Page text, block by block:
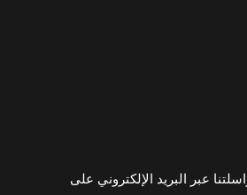
عبر البريد الإلكتروني على